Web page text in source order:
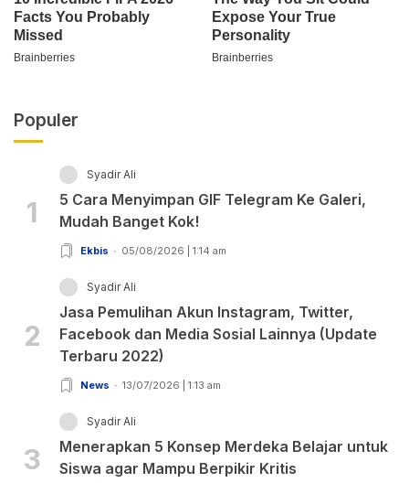
Populer
1
Syadir Ali
5 Cara Menyimpan GIF Telegram Ke Galeri,
Mudah Banget Kok!
Ekbis 05/08/2026 | 1:14 am
2
Syadir Ali
Jasa Pemulihan Akun Instagram, Twitter,
Facebook dan Media Sosial Lainnya (Update
Terbaru 2022)
News 13/07/2026 | 1:13 am
3
Syadir Ali
Menerapkan 5 Konsep Merdeka Belajar untuk
Siswa agar Mampu Berpikir Kritis